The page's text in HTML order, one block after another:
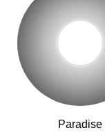
Paradise